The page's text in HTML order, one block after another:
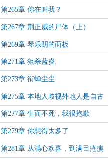
第265章 你在叫我？
第267章 荆正威的尸体（上）
第269章 琴乐阴的面板
第271章 狙杀蓝炎
第273章 衔蝉尘尘
第275章 本地人歧视外地人是自古
以来的传统
第277章 生而不死，我很抱歉
（上）
第279章 你想得太多了
第281章 从满心欢喜，到满目疮痍